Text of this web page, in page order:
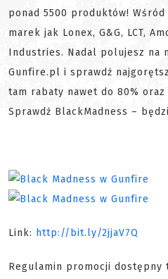
ponad 5500 produktów!
marek jak Lonex, G&G, LCT,
Industries. Nadal polujesz na
Gunfire.pl i sprawdź
tam rabaty nawet do 80% oraz
Sprawdź BlackMadness –
Link: http://bit.ly/2jjaV7Q
Regulamin promocji dostępny